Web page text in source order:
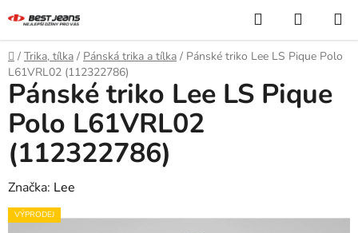
na
obsah
Hledat
KOŠÍK
Domů
/ Trika, tílka / Pánská trika a tílka / Pánské triko Lee LS Pique Polo
L61VRL02 (112322786)
Pánské triko Lee LS Pique
Polo L61VRL02
(112322786)
Značka: Lee
VÝPRODEJ